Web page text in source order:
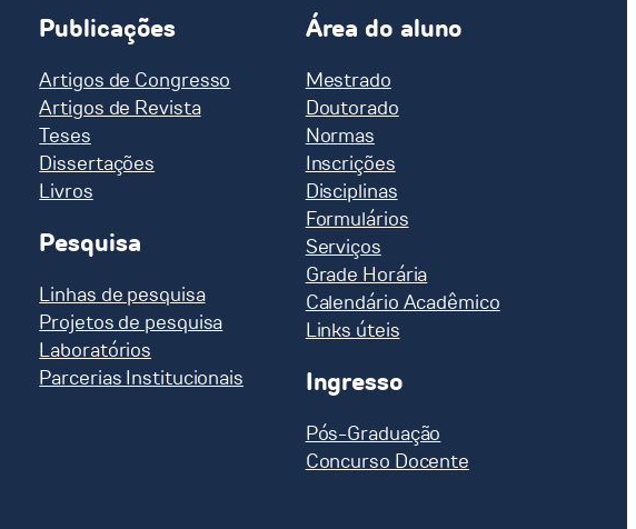
Publicações
Artigos de Congresso
Artigos de Revista
Teses
Dissertações
Livros
Pesquisa
Linhas de pesquisa
Projetos de pesquisa
Laboratórios
Parcerias Institucionais
Área do aluno
Mestrado
Doutorado
Normas
Inscrições
Disciplinas
Formulários
Serviços
Grade Horária
Calendário Acadêmico
Links úteis
Ingresso
Pós-Graduação
Concurso Docente